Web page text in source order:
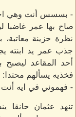
- بسسس أنت وهي
صاح بها عمر غاضبا
نظرة حزينة
جذب عمر يد ابنته
أحد المقاعد
فخذيه يسألهم محتدا:
- فهموني في ايه
تنهد عثمان حانقا